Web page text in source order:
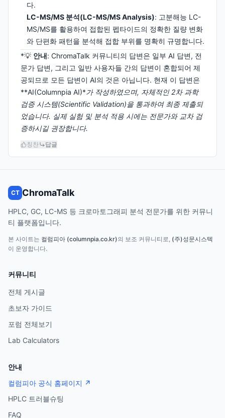
다.
LC-MS/MS 분석(LC-MS/MS Analysis): 고분해능 LC-
MS/MS를 활용하여 접합된 펩타이드의 정확한 질량 변화
와 단편화 패턴을 분석해 접합 부위를 명확히 규명합니다.
*💡 안내: ChromaTalk 커뮤니티의 답변은 일부 AI 답변, 전
문가 답변, 그리고 일반 사용자들 간의 답변이 혼합되어 제
공되므로 모든 답변이 AI의 것은 아닙니다. 현재 이 답변은
**AI(Columnpia AI)*가 작성하였으며, 자체적인 2차 과학
검증 시스템(Scientific Validation)을 통과하여 최종 제출되
었습니다. 실제 실험 및 분석 적용 시에는 전문가와 교차 검
증하시길 권장합니다.
칭찬 답글
CT ChromaTalk
HPLC, GC, LC-MS 등 크로마토그래피 분석 전문가를 위한 커뮤니
티 플랫폼입니다.
본 사이트는 컬럼피아 (columnpia.co.kr)의 보조 커뮤니티로, (주)성문시스텍
이 운영합니다.
커뮤니티
전체 게시글
초보자 가이드
포럼 전체보기
Lab Calculators
안내
컬럼피아 공식 홈페이지 ↗
HPLC 트러블슈팅
FAQ